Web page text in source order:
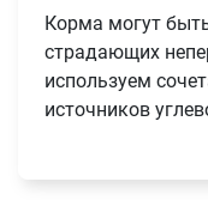
Корма могут
страдающих
используем
источников
Имя